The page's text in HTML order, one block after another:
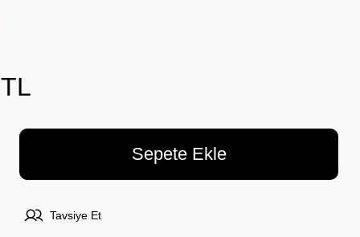
Sepete Ekle
Tavsiye Et